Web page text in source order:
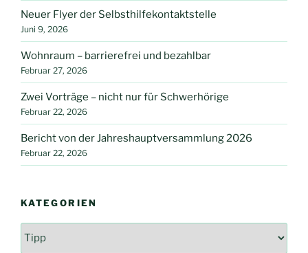
Neuer Flyer der Selbsthilfekontaktstelle
Juni 9, 2026
Wohnraum – barrierefrei und bezahlbar
Februar 27, 2026
Zwei Vorträge – nicht nur für Schwerhörige
Februar 22, 2026
Bericht von der Jahreshauptversammlung 2026
Februar 22, 2026
KATEGORIEN